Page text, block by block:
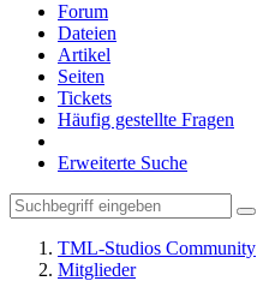
Forum
Dateien
Artikel
Seiten
Tickets
Häufig gestellte Fragen
Erweiterte Suche
TML-Studios Community
Mitglieder